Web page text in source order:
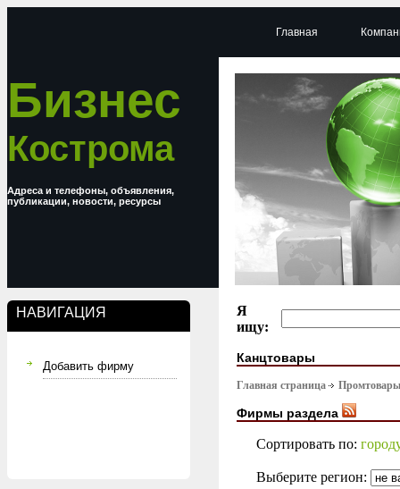
Бизнес
Кострома
Адреса и телефоны, объявления,
публикации, новости, ресурсы
НАВИГАЦИЯ
Добавить фирму
Главная
Я
ищу:
Канцтовары
Главная страница Промтовары
Фирмы раздела
Сортировать по:
Выберите регион: